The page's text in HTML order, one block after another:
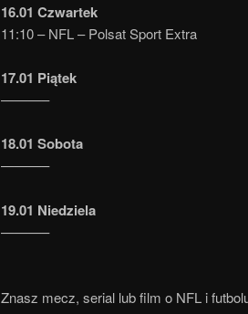
16.01 Czwartek
11:10 – NFL – Polsat Sport Extra
17.01 Piątek
———–
18.01 Sobota
———–
19.01 Niedziela
———–
Znasz mecz, serial lub film o NFL i